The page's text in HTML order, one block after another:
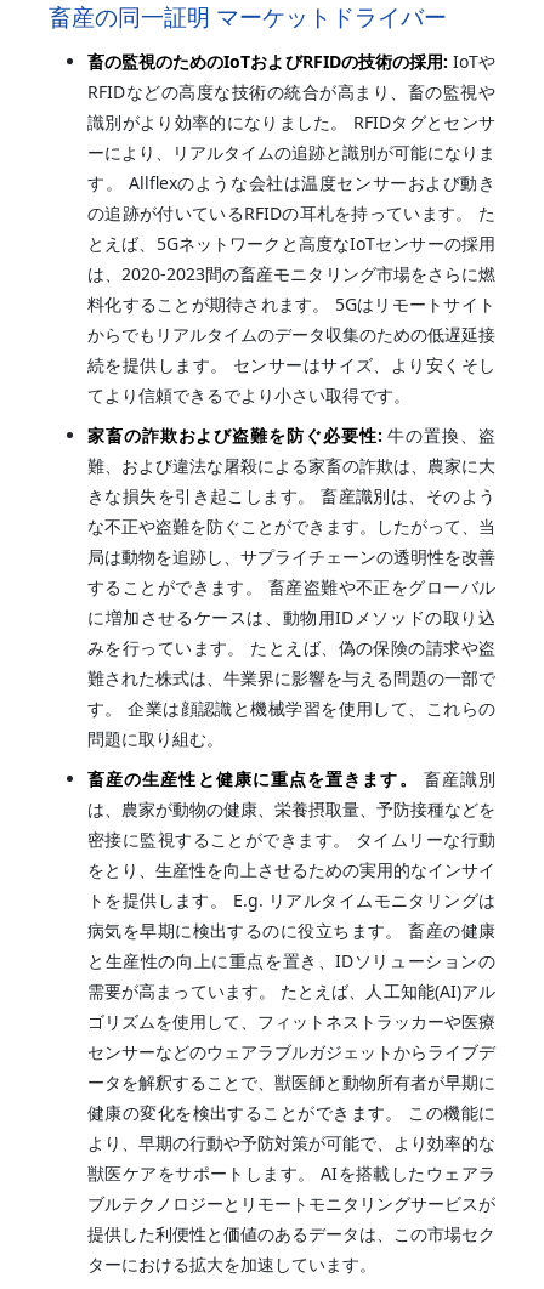
畜産の同一証明 マーケットドライバー
畜の監視のためのIoTおよびRFIDの技術の採用: IoTや
RFIDなどの高度な技術の統合が高まり、畜の監視や
識別がより効率的になりました。 RFIDタグとセンサ
ーにより、リアルタイムの追跡と識別が可能になりま
す。 Allflexのような会社は温度センサーおよび動き
の追跡が付いているRFIDの耳札を持っています。 た
とえば、5Gネットワークと高度なIoTセンサーの採用
は、2020-2023間の畜産モニタリング市場をさらに燃
料化することが期待されます。 5Gはリモートサイト
からでもリアルタイムのデータ収集のための低遅延接
続を提供します。 センサーはサイズ、より安くそし
てより信頼できるでより小さい取得です。
家畜の詐欺および盗難を防ぐ必要性: 牛の置換、盗
難、および違法な屠殺による家畜の詐欺は、農家に大
きな損失を引き起こします。 畜産識別は、そのよう
な不正や盗難を防ぐことができます。したがって、当
局は動物を追跡し、サプライチェーンの透明性を改善
することができます。 畜産盗難や不正をグローバル
に増加させるケースは、動物用IDメソッドの取り込
みを行っています。 たとえば、偽の保険の請求や盗
難された株式は、牛業界に影響を与える問題の一部で
す。 企業は顔認識と機械学習を使用して、これらの
問題に取り組む。
畜産の生産性と健康に重点を置きます。
畜産識別
は、農家が動物の健康、栄養摂取量、予防接種などを
密接に監視することができます。 タイムリーな行動
をとり、生産性を向上させるための実用的なインサイ
トを提供します。 E.g. リアルタイムモニタリングは
病気を早期に検出するのに役立ちます。 畜産の健康
と生産性の向上に重点を置き、IDソリューションの
需要が高まっています。 たとえば、人工知能(AI)アル
ゴリズムを使用して、フィットネストラッカーや医療
センサーなどのウェアラブルガジェットからライブデ
ータを解釈することで、獣医師と動物所有者が早期に
健康の変化を検出することができます。 この機能に
より、早期の行動や予防対策が可能で、より効率的な
獣医ケアをサポートします。 AIを搭載したウェアラ
ブルテクノロジーとリモートモニタリングサービスが
提供した利便性と価値のあるデータは、この市場セク
ターにおける拡大を加速しています。